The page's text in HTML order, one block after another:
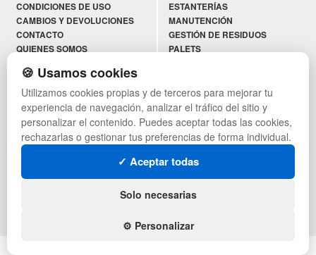
CONDICIONES DE USO
CAMBIOS Y DEVOLUCIONES
CONTACTO
QUIENES SOMOS
PREGUNTAS FRECUENTES
INGRESA A TU CUENTA
AYUDA RECIBIDA
SÍGUENOS:
ESTANTERÍAS
MANUTENCIÓN
GESTIÓN DE RESIDUOS
PALETS
LOTES DE NAVIDAD
DEPORTES
ARTÍCULOS DE NATACIÓN
PALETS DE PLÁSTICO
🍪 Usamos cookies
Utilizamos cookies propias y de terceros para mejorar tu
experiencia de navegación, analizar el tráfico del sitio y
personalizar el contenido. Puedes aceptar todas las cookies,
rechazarlas o gestionar tus preferencias de forma individual.
✓ Aceptar todas
Solo necesarias
⚙️ Personalizar